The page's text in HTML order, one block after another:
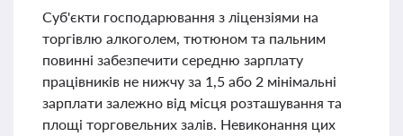
Суб'єкти господарювання з ліцензіями на
торгівлю алкоголем, тютюном та пальним
повинні забезпечити середню зарплату
працівників не нижчу за 1,5 або 2 мінімальні
зарплати залежно від місця розташування та
площі торговельних залів. Невиконання цих